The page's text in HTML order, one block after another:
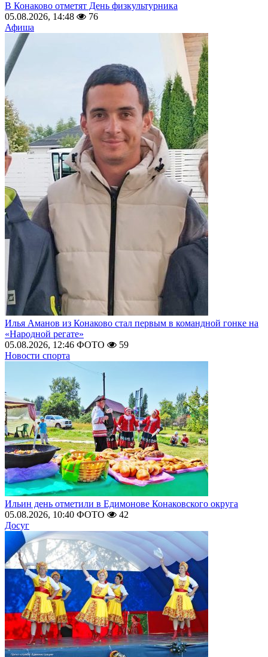
В Конаково отметят День физкультурника
05.08.2026, 14:48
76
Афиша
Илья Аманов из Конаково стал первым в командной гонке на
«Народной регате»
05.08.2026, 12:46 ФОТО
59
Новости спорта
Ильин день отметили в Едимонове Конаковского округа
05.08.2026, 10:40 ФОТО
42
Досуг